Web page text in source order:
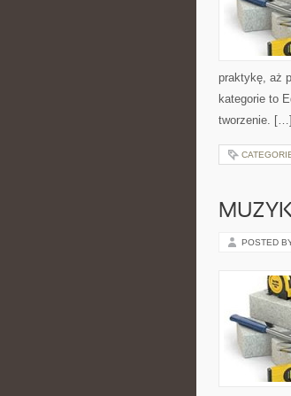
praktykę, aż
kategorie to
tworzenie. […]
POSTED